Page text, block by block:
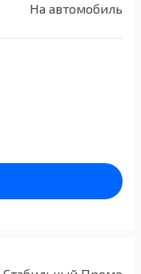
На автомобиль